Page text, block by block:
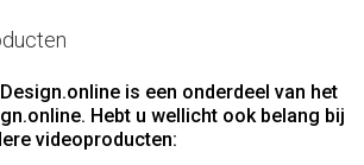
is een onderdeel van het
Hebt u wellicht ook belang bij
videoproducten: